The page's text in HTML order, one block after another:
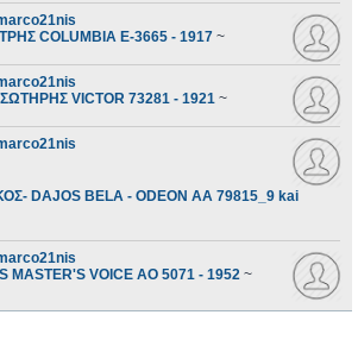
COLUMBIA E-3665 - 1917 ~
VICTOR 73281 - 1921 ~
DAJOS BELA - ODEON AA 79815_9 kai
VOICE AO 5071 - 1952 ~